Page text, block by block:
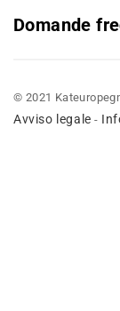
Domande
© 2021
Avviso legale -